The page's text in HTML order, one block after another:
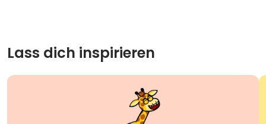
Lass dich inspirieren